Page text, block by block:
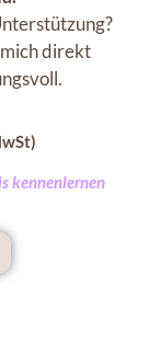
direkt
kennenlernen